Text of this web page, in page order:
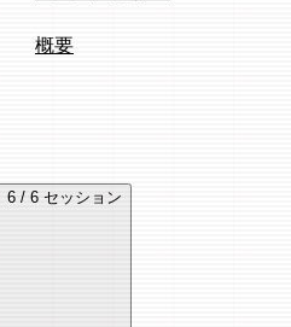
概要
6 / 6 セッション